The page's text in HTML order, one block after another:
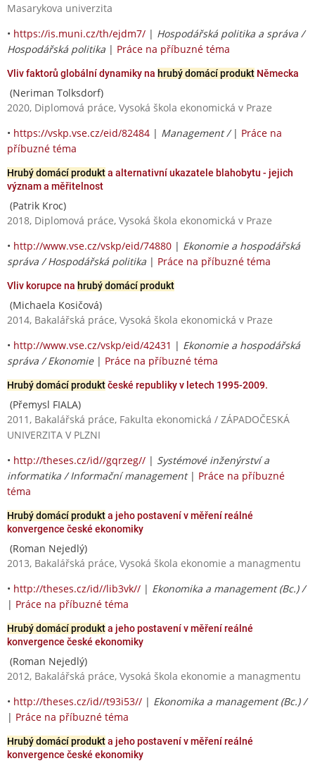
Masarykova univerzita
• https://is.muni.cz/th/ejdm7/ | Hospodářská politika a správa /
Hospodářská politika | Práce na příbuzné téma
Vliv faktorů globální dynamiky na hrubý domácí produkt Německa
(Neriman Tolksdorf)
2020, Diplomová práce, Vysoká škola ekonomická v Praze
• https://vskp.vse.cz/eid/82484 | Management / | Práce na
příbuzné téma
Hrubý domácí produkta alternativní ukazatele blahobytu - jejich
význam a měřitelnost
(Patrik Kroc)
2018, Diplomová práce, Vysoká škola ekonomická v Praze
• http://www.vse.cz/vskp/eid/74880 | Ekonomie a hospodářská
správa / Hospodářská politika | Práce na příbuzné téma
Vliv korupce na hrubý domácí produkt
(Michaela Kosičová)
2014, Bakalářská práce, Vysoká škola ekonomická v Praze
• http://www.vse.cz/vskp/eid/42431 | Ekonomie a hospodářská
správa / Ekonomie| Práce na příbuzné téma
Hrubý domácí produktčeské republiky v letech 1995-2009.
(Přemysl FIALA)
2011, Bakalářská práce, Fakulta ekonomická / ZÁPADOČESKÁ
UNIVERZITA V PLZNI
• http://theses.cz/id//gqrzeg// | Systémové inženýrství a
informatika / Informační management| Práce na příbuzné
téma
Hrubý domácí produkta jeho postavení v měření reálné
konvergence české ekonomiky
(Roman Nejedlý)
2013, Bakalářská práce, Vysoká škola ekonomie a managmentu
• http://theses.cz/id//lib3vk// | Ekonomika a management (Bc.) /
| Práce na příbuzné téma
Hrubý domácí produkta jeho postavení v měření reálné
konvergence české ekonomiky
(Roman Nejedlý)
2012, Bakalářská práce, Vysoká škola ekonomie a managmentu
• http://theses.cz/id//t93i53// | Ekonomika a management (Bc.) /
| Práce na příbuzné téma
Hrubý domácí produkta jeho postavení v měření reálné
konvergence české ekonomiky